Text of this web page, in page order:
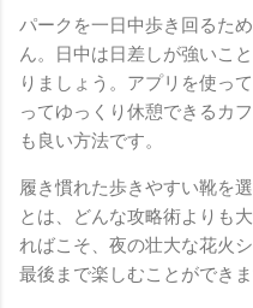
パークを一日中歩き回るた
ん。日中は日差しが強いこ
りましょう。アプリを使っ
ってゆっくり休憩できるカ
も良い方法です。
履き慣れた歩きやすい靴を
とは、どんな攻略術よりも
ればこそ、夜の壮大な花火
最後まで楽しむことができま